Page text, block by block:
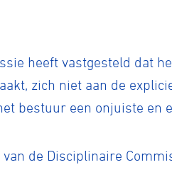
heeft vastgesteld dat
zich niet aan de
bestuur een onjuiste en
de Disciplinaire